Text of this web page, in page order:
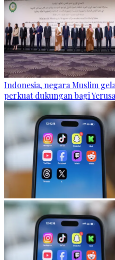
Indonesia, negara Muslim
perkuat dukungan bagi